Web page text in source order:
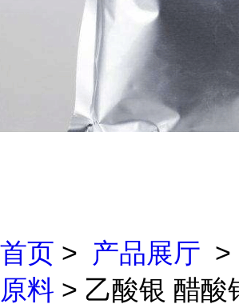
首页 > 产品展厅 >
原料 > 乙酸银 醋酸